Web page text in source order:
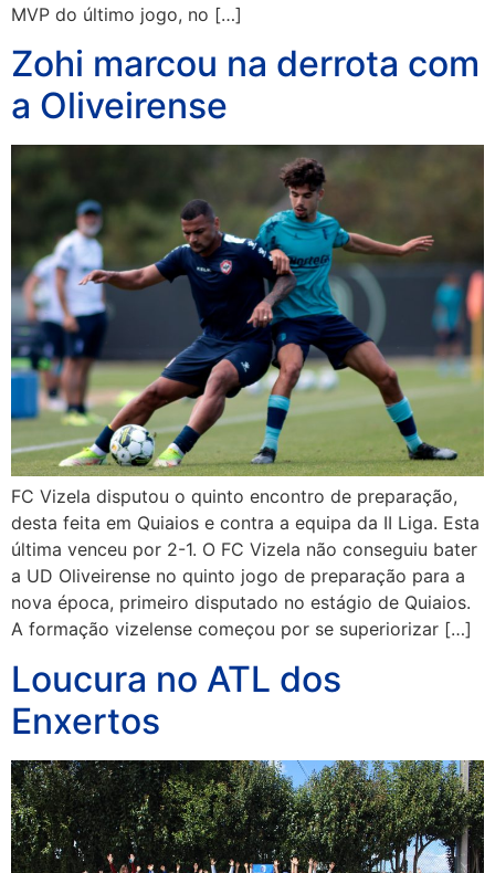
MVP do último jogo, no […]
Zohi marcou na derrota com
a Oliveirense
FC Vizela disputou o quinto encontro de preparação,
desta feita em Quiaios e contra a equipa da II Liga. Esta
última venceu por 2-1. O FC Vizela não conseguiu bater
a UD Oliveirense no quinto jogo de preparação para a
nova época, primeiro disputado no estágio de Quiaios.
A formação vizelense começou por se superiorizar […]
Loucura no ATL dos
Enxertos